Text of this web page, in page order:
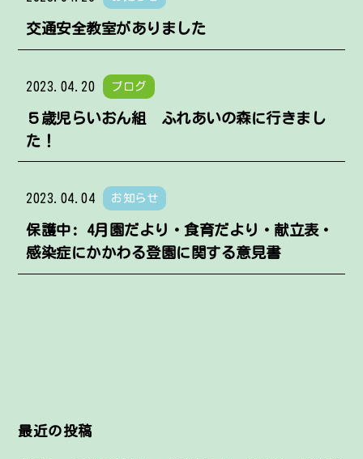
交通安全教室がありました
2023.04.20 ブログ
５歳児らいおん組 ふれあいの森に行きまし
た！
2023.04.04 お知らせ
保護中: 4月園だより・食育だより・献立表・
感染症にかかわる登園に関する意見書
最近の投稿